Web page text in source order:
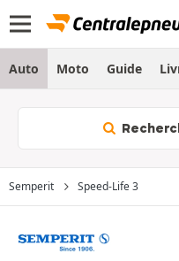
Auto Moto Guide
Semperit Speed-Life 3